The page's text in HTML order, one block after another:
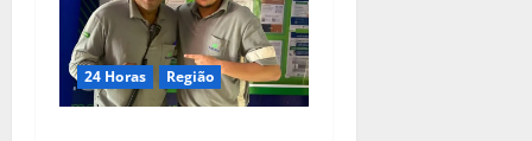
24 Horas Região